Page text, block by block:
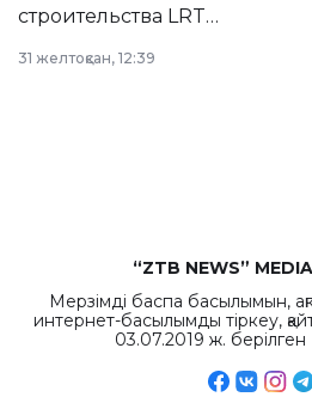
строительства LRT
республиканского
31 желтоқсан, 12:39
“ZTB NEWS”
Мерзімді баспа басылымын,
интернет-басылымды тіркеу,
03.07.2019 ж.